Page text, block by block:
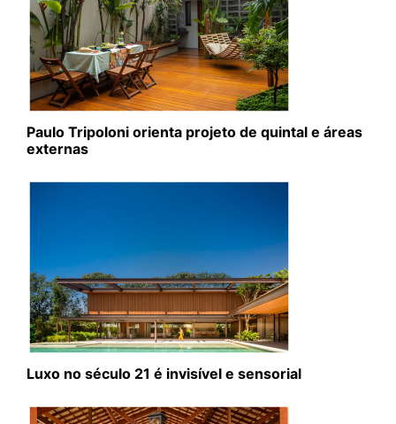
Paulo Tripoloni orienta projeto de quintal e áreas
externas
Luxo no século 21 é invisível e sensorial